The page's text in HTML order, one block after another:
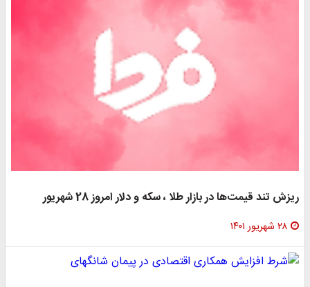
تند قیمت‌ها در بازار طلا ، سکه و دلار امروز 28 شهریور